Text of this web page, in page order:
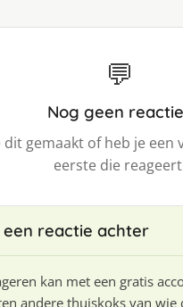
💬
Nog geen
dit gemaakt of heb je een
eerste die
een reactie achter
kan met een gratis
andere thuiskoks van wie